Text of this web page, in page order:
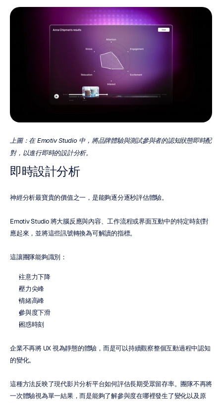
上圖：在 Emotiv Studio 中，將品牌體驗與測試參與者的認知狀態即時配
對，以進行即時的設計分析。
即時設計分析
神經分析最寶貴的價值之一，是能夠逐分逐秒評估體驗。
Emotiv Studio 將大腦反應與內容、工作流程或界面互動中的特定時刻對
應起來，並將這些訊號轉換為可解讀的指標。
這讓團隊能夠識別：
注意力下降
壓力尖峰
情緒高峰
參與度下滑
困惑時刻
企業不再將 UX 視為靜態的體驗，而是可以持續觀察整個互動過程中認知
的變化。
這種方法反映了現代影片分析平台如何評估長期受眾留存率。團隊不再將
一次體驗視為單一結果，而是能夠了解參與度在哪裡發生了變化以及原